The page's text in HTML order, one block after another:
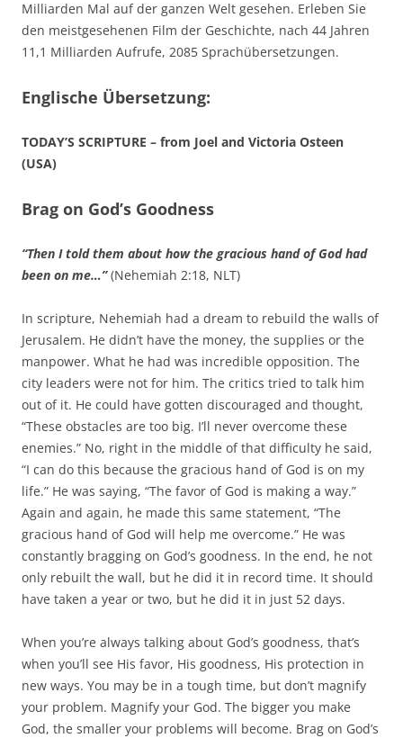
Milliarden Mal auf der ganzen Welt gesehen. Erleben Sie
den meistgesehenen Film der Geschichte, nach 44 Jahren
11,1 Milliarden Aufrufe, 2085 Sprachübersetzungen.
Englische Übersetzung:
TODAY’S SCRIPTURE – from Joel and Victoria Osteen
(USA)
Brag on God’s Goodness
“Then I told them about how the gracious hand of God had
been on me…”(Nehemiah 2:18, NLT)
In scripture, Nehemiah had a dream to rebuild the walls of
Jerusalem. He didn’t have the money, the supplies or the
manpower. What he had was incredible opposition. The
city leaders were not for him. The critics tried to talk him
out of it. He could have gotten discouraged and thought,
“These obstacles are too big. I’ll never overcome these
enemies.” No, right in the middle of that difficulty he said,
“I can do this because the gracious hand of God is on my
life.” He was saying, “The favor of God is making a way.”
Again and again, he made this same statement, “The
gracious hand of God will help me overcome.” He was
constantly bragging on God’s goodness. In the end, he not
only rebuilt the wall, but he did it in record time. It should
have taken a year or two, but he did it in just 52 days.
When you’re always talking about God’s goodness, that’s
when you’ll see His favor, His goodness, His protection in
new ways. You may be in a tough time, but don’t magnify
your problem. Magnify your God. The bigger you make
God, the smaller your problems will become. Brag on God’s